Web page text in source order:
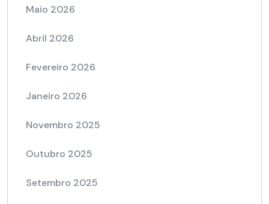
Maio 2026
Abril 2026
Fevereiro 2026
Janeiro 2026
Novembro 2025
Outubro 2025
Setembro 2025